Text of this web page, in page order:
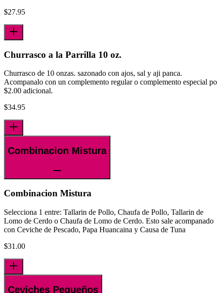
$27.95
Churrasco a la Parrilla 10 oz.
Churrasco de 10 onzas. sazonado con ajos, sal y aji panca.
Acompanalo con un complemento regular o complemento especial
$2.00 adicional.
$34.95
Combinacion Mistura
Combinacion Mistura
Selecciona 1 entre: Tallarin de Pollo, Chaufa de Pollo, Tallarin de
Lomo de Cerdo o Chaufa de Lomo de Cerdo. Esto sale acompanado
con Ceviche de Pescado, Papa Huancaina y Causa de Tuna
$31.00
Ceviches Pequeños